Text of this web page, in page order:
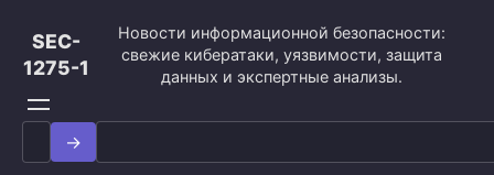
контенту
SEC-
1275-1
Новости информационной безопасности:
свежие кибератаки, уязвимости, защита
данных и экспертные анализы.
Search
for: